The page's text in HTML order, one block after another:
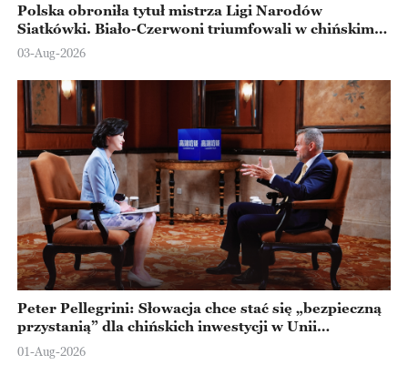
Polska obroniła tytuł mistrza Ligi Narodów
Siatkówki. Biało-Czerwoni triumfowali w chińskim
Ningbo
03-Aug-2026
Peter Pellegrini: Słowacja chce stać się „bezpieczną
przystanią” dla chińskich inwestycji w Unii
Europejskiej
01-Aug-2026